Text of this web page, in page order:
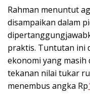
Rahman menuntut
disampaikan dalam
praktis. Tuntutan ini
ekonomi yang
tekanan nilai tukar
menembus angka Rp